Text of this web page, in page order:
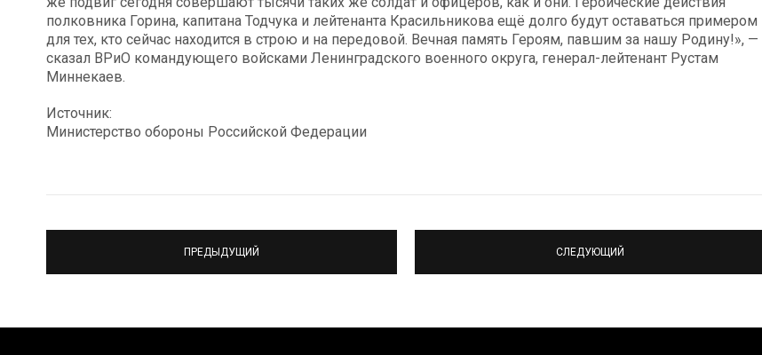
полковника Горина, капитана Тодчука и лейтенанта Красильникова ещё долго будут оставаться примером
для тех, кто сейчас находится в строю и на передовой. Вечная память Героям, павшим за нашу Родину!», —
сказал ВРиО командующего войсками Ленинградского военного округа, генерал-лейтенант Рустам
Миннекаев.
Источник:
Министерство обороны Российской Федерации
ПРЕДЫДУЩИЙ СЛЕДУЮЩИЙ